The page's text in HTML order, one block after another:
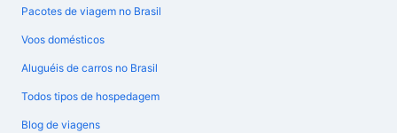
Pacotes de viagem no Brasil
Voos domésticos
Aluguéis de carros no Brasil
Todos tipos de hospedagem
Blog de viagens